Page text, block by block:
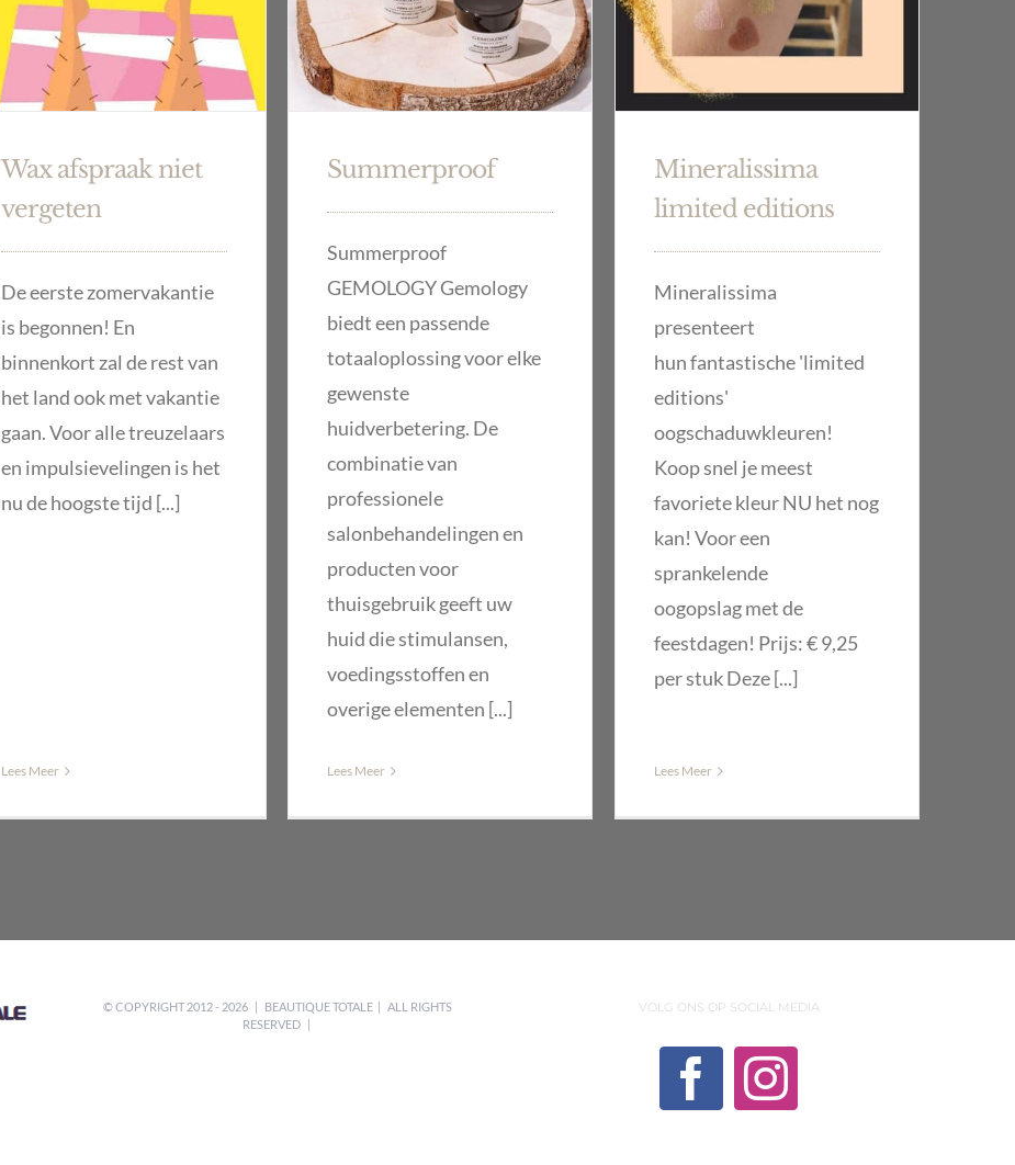
Wax afspraak niet
vergeten
De eerste zomervakantie
is begonnen! En
binnenkort zal de rest van
het land ook met vakantie
gaan. Voor alle treuzelaars
en impulsievelingen is het
nu de hoogste tijd [...]
Lees Meer
Summerproof
Summerproof
GEMOLOGY Gemology
biedt een passende
totaaloplossing voor elke
gewenste
huidverbetering. De
combinatie van
professionele
salonbehandelingen en
producten voor
thuisgebruik geeft uw
huid die stimulansen,
voedingsstoffen en
overige elementen [...]
Lees Meer
Mineralissima
limited editions
Mineralissima
presenteert
hun fantastische 'limited
editions'
oogschaduwkleuren!
Koop snel je meest
favoriete kleur NU het nog
kan! Voor een
sprankelende
oogopslag met de
feestdagen! Prijs: € 9,25
per stuk Deze [...]
Lees Meer
© COPYRIGHT 2012 - 2026 | BEAUTIQUE TOTALE | ALL RIGHTS
RESERVED |
VOLG ONS OP SOCIAL MEDIA